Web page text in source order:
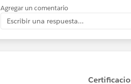
Agregar un comentario
Escribir una respuesta...